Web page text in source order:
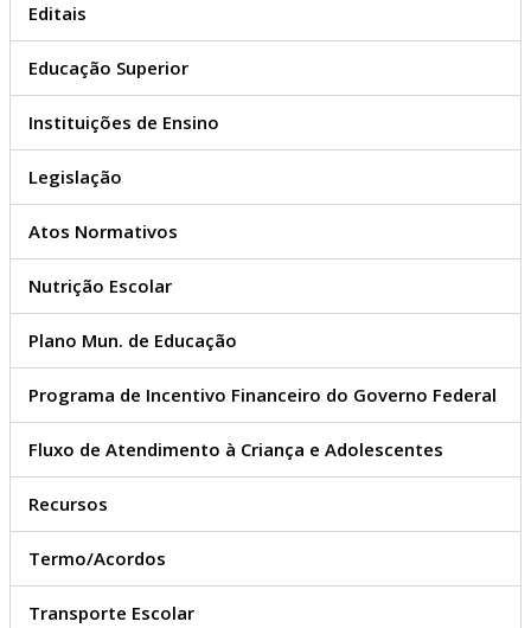
Editais
Educação Superior
Instituições de Ensino
Legislação
Atos Normativos
Nutrição Escolar
Plano Mun. de Educação
Programa de Incentivo Financeiro do Governo Federal
Fluxo de Atendimento à Criança e Adolescentes
Recursos
Termo/Acordos
Transporte Escolar